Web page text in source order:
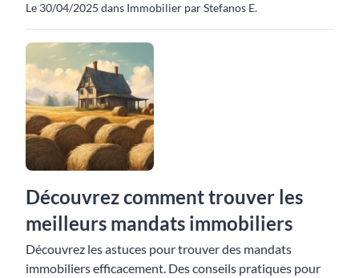
Le 30/04/2025 dans Immobilier par Stefanos E.
Découvrez comment trouver les
meilleurs mandats immobiliers
Découvrez les astuces pour trouver des mandats
immobiliers efficacement. Des conseils pratiques pour